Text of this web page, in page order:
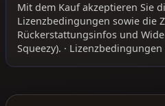
Mit dem Kauf akzeptieren Sie
Lizenzbedingungen sowie die
Rückerstattungsinfos und
Squeezy). ·